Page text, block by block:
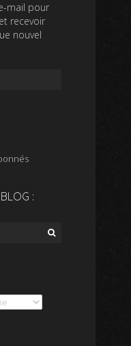
mail pour
recevoir
nouvel
: